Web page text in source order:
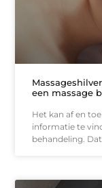
een massage
Het kan af en
informatie te
behandeling. Dat